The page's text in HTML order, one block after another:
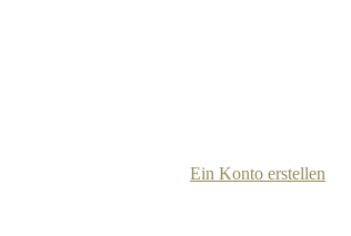
Ein Konto erstellen